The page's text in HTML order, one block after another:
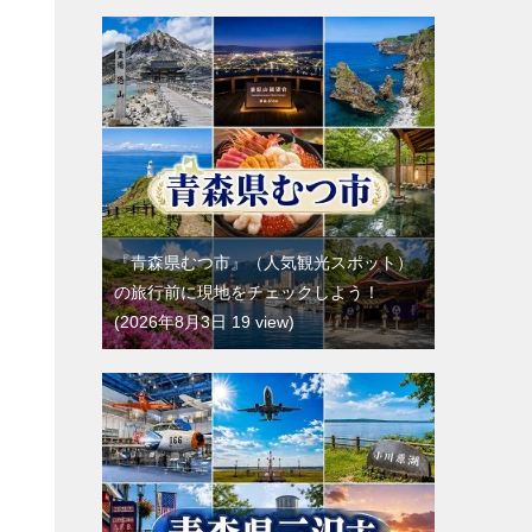
『青森県むつ市』（人気観光スポット）
の旅行前に現地をチェックしよう！
2026年8月3日 19 view